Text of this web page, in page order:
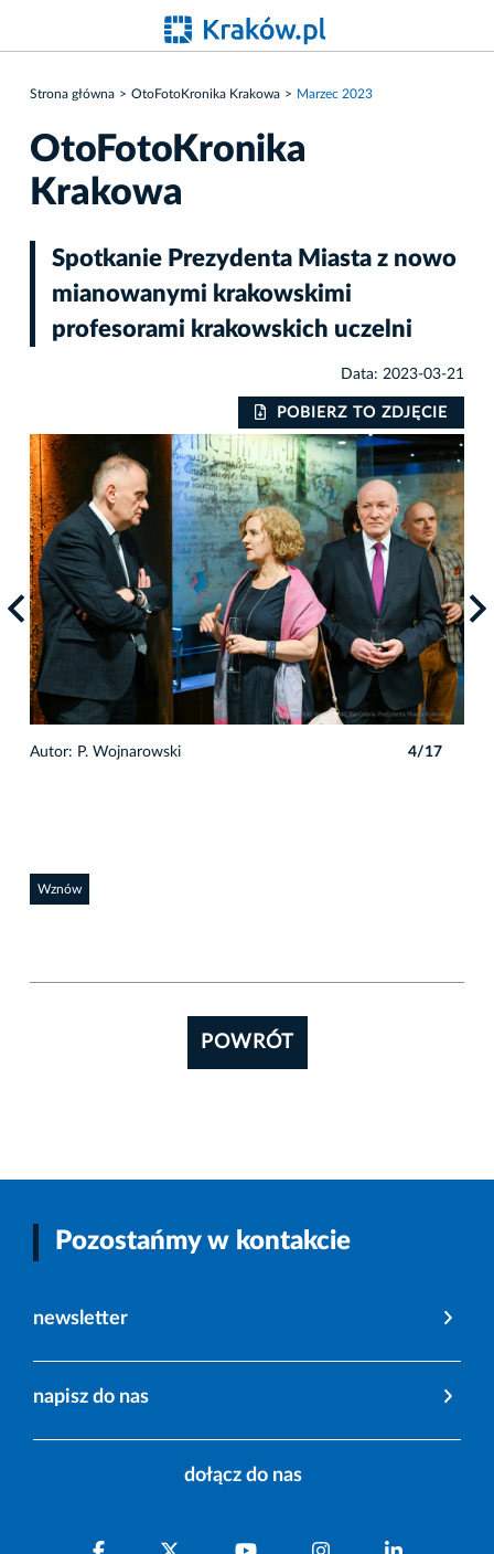
Strona główna OtoFotoKronika Krakowa Marzec 2023
OtoFotoKronika
Krakowa
Spotkanie Prezydenta Miasta z nowo
mianowanymi krakowskimi
profesorami krakowskich uczelni
Data: 2023-03-21
POBIERZ TO ZDJĘCIE
Autor: P. Wojnarowski 4/17
Wznów
POWRÓT
Pozostańmy w kontakcie
newsletter
napisz do nas
dołącz do nas